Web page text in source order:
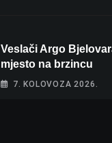
Veslači Argo
mjesto na brzincu
7. KOLOVOZA 2026.